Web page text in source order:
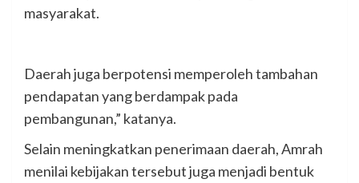
masyarakat.
Daerah juga berpotensi memperoleh tambahan
pendapatan yang berdampak pada
pembangunan,” katanya.
Selain meningkatkan penerimaan daerah, Amrah
menilai kebijakan tersebut juga menjadi bentuk